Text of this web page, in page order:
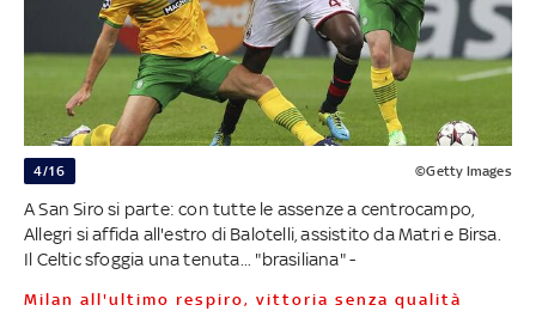
4/16 ©Getty Images
A San Siro si parte: con tutte le assenze a centrocampo,
Allegri si affida all'estro di Balotelli, assistito da Matri e Birsa.
Il Celtic sfoggia una tenuta... "brasiliana" -
Milan all'ultimo respiro, vittoria senza qualità